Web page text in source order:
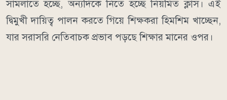
সামলাতে হচ্ছে, অন্যদিকে নিতে হচ্ছে নিয়মিত ক্লাস। এই
দ্বিমুখী দায়িত্ব পালন করতে গিয়ে শিক্ষকরা হিমশিম খাচ্ছেন,
যার সরাসরি নেতিবাচক প্রভাব পড়ছে শিক্ষার মানের ওপর।